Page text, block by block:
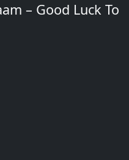
– Good Luck To